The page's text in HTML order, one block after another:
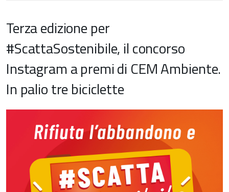
Terza edizione per
#ScattaSostenibile, il concorso
Instagram a premi di CEM Ambiente.
In palio tre biciclette